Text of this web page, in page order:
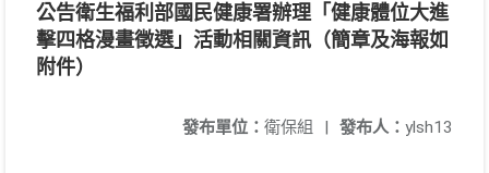
公告衛生福利部國民健康署辦理「健康體位大進
擊四格漫畫徵選」活動相關資訊（簡章及海報如
附件）
發布人： ylsh13
發布單位： 衛保組 |